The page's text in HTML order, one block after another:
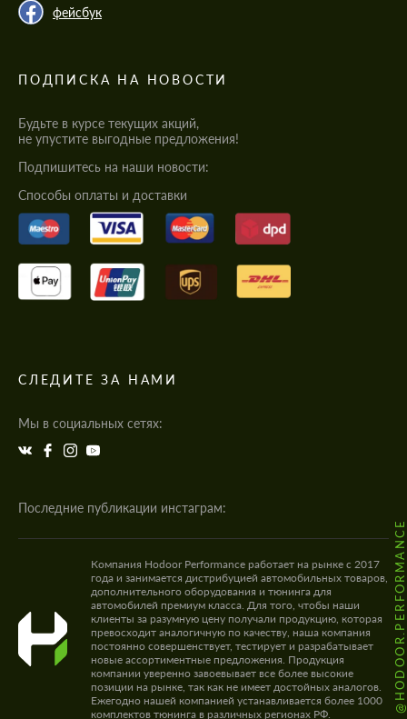
фейсбук
ПОДПИСКА НА НОВОСТИ
Будьте в курсе текущих акций,
не упустите выгодные предложения!
Подпишитесь на наши новости:
Cпособы оплаты и доставки
СЛЕДИТЕ ЗА НАМИ
Мы в социальных сетях:
Последние публикации инстаграм:
@HODOOR.PERFORMANCE
Компания Hodoor Performance работает на рынке с 2017
года и занимается дистрибуцией автомобильных товаров,
дополнительного оборудования и тюнинга для
автомобилей премиум класса. Для того, чтобы наши
клиенты за разумную цену получали продукцию, которая
превосходит аналогичную по качеству, наша компания
постоянно совершенствует, тестирует и разрабатывает
новые ассортиментные предложения. Продукция
компании уверенно завоевывает все более высокие
позиции на рынке, так как не имеет достойных аналогов.
Ежегодно нашей компанией устанавливается более 1000
комплектов тюнинга в различных регионах РФ.